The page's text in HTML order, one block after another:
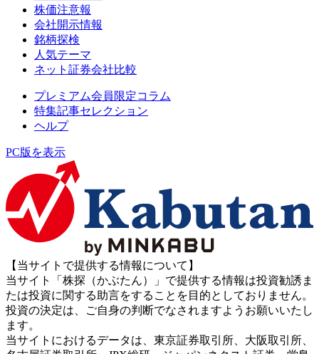
株価注意報
会社開示情報
銘柄探検
人気テーマ
ネット証券会社比較
プレミアム会員限定コラム
特集記事セレクション
ヘルプ
PC版を表示
【当サイトで提供する情報について】
当サイト「株探（かぶたん）」で提供する情報は投資勧誘ま
たは投資に関する助言をすることを目的としておりません。
投資の決定は、ご自身の判断でなされますようお願いいたし
ます。
当サイトにおけるデータは、東京証券取引所、大阪取引所、